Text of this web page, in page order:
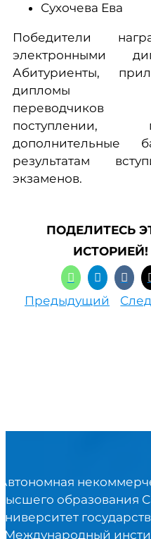
Сухочева Ева
Победители
электронными
Абитуриенты,
дипломы
поступлении,
дополнительные
результатам
экзаменов.
ПОДЕЛИТЕСЬ
ИСТОРИЕЙ!
Предыдущий
образования